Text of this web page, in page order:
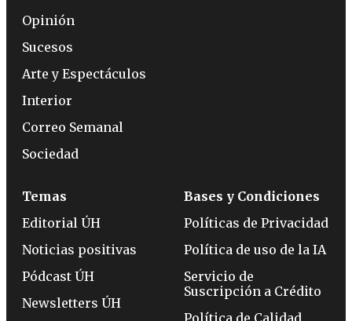
Opinión
Sucesos
Arte y Espectáculos
Interior
Correo Semanal
Sociedad
Temas
Editorial ÚH
Noticias positivas
Pódcast ÚH
Newsletters ÚH
Bases y Condiciones
Políticas de Privacidad
Política de uso de la IA
Servicio de
Suscripción a Crédito
Política de Calidad